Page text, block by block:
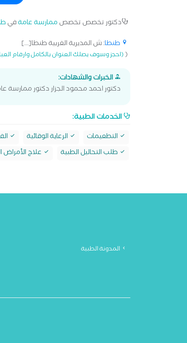
دكتور تخصص تخصص ممارسة عامةفي
طنطا: ش المديرية الغربية طنطا[...]
((احجز وسوف يصلك العنوان بالكامل وارقام
الخبرات والشهادات:
دكتور احمد محمود الجزار دكتور ممارسة
الخدمات الطبية:
التطعيمات الرعاية الوقائية
طلب التحاليل الطبية
علاج الأمراض
المدونة الطبية